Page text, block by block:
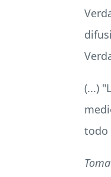
(...)
todo